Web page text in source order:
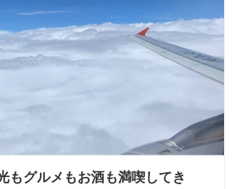
もグルメもお酒も満喫してき